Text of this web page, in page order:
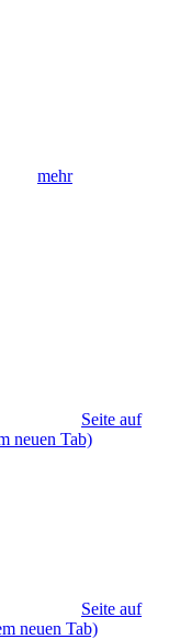
mehr
Seite auf
neuen Tab)
Seite auf
neuen Tab)